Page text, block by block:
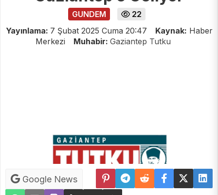
GUNDEM
22
Yayınlama: 7 Şubat 2025 Cuma 20:47 Kaynak: Haber
Merkezi
Muhabir: Gaziantep Tutku
Google News